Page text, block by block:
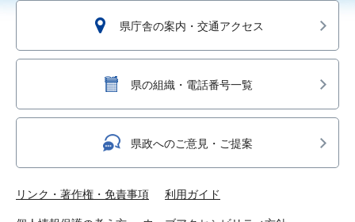
県庁舎の案内・交通アクセス
県の組織・電話番号一覧
県政へのご意見・ご提案
リンク・著作権・免責事項 利用ガイド